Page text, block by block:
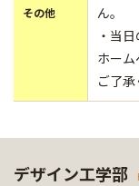
その他
ん。
・当
ホー
ご了承
デザイン工学部